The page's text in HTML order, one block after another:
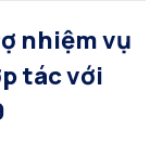
nhiệm vụ
tác với